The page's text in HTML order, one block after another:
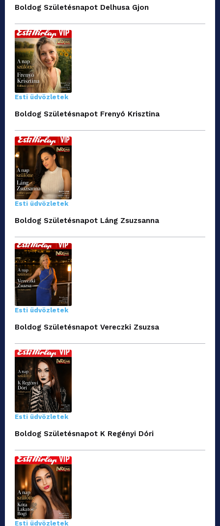
Boldog Születésnapot Delhusa Gjon
Esti üdvözletek
Boldog Születésnapot Frenyó Krisztina
Esti üdvözletek
Boldog Születésnapot Láng Zsuzsanna
Esti üdvözletek
Boldog Születésnapot Vereczki Zsuzsa
Esti üdvözletek
Boldog Születésnapot K Regényi Dóri
Esti üdvözletek